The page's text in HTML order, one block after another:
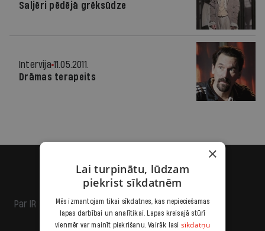
Saljēri pēdējā grēksūdze
Intervija 11.05.2011.
Drāmas terapeits
Par IR
×
Lai turpinātu, lūdzam
piekrist sīkdatnēm
Mēs izmantojam tikai sīkdatnes, kas nepieciešamas
lapas darbībai un analītikai. Lapas kreisajā stūrī
vienmēr var mainīt piekrišanu. Vairāk lasi sīkdatņu